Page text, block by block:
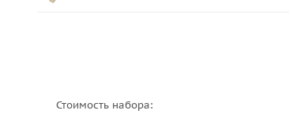
Стоимость набора: